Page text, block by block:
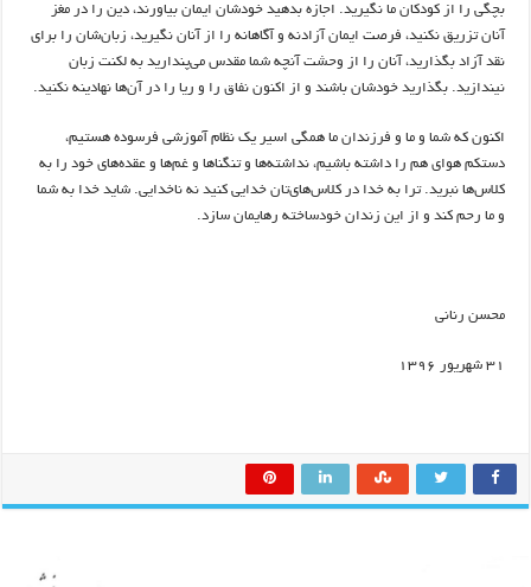
بچگی را از کودکان ما نگیرید. اجازه بدهید خودشان ایمان بیاورند، دین را در مغز
آنان تزریق نکنید، فرصت ایمان آزادنه و آگاهانه را از آنان نگیرید، زبان‌شان را برای
نقد آزاد بگذارید، آنان را از وحشت آنچه شما مقدس می‌پندارید به لکنت زبان
نیندازید. بگذارید خودشان باشند و از اکنون نفاق را و ریا را در آن‌ها نهادینه نکنید.
اکنون که شما و ما و فرزندان ما همگی اسیر یک نظام آموزشی فرسوده هستیم،
دستکم هوای هم را داشته باشیم، نداشته‌ها و تنگناها و غم‌ها و عقده‌های خود را به
کلاس‌ها نبرید. ترا به خدا در کلاس‌های‌تان خدایی کنید نه ناخدایی. شاید خدا به شما
و ما رحم کند و از این زندان‌ خودساخته رهایمان سازد.
محسن رنانی
۳۱ شهریور ۱۳۹۶